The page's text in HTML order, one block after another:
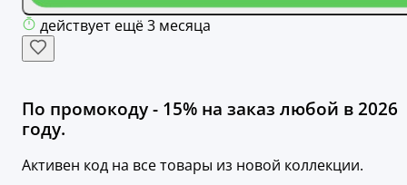
действует ещё 3 месяца
По промокоду - 15% на заказ любой в 2026
году.
Активен код на все товары из новой коллекции.